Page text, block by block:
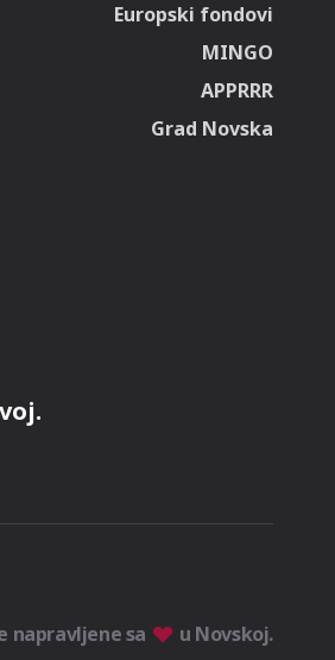
Europski fondovi
MINGO
APPRRR
Grad Novska
napravljene sa u Novskoj.